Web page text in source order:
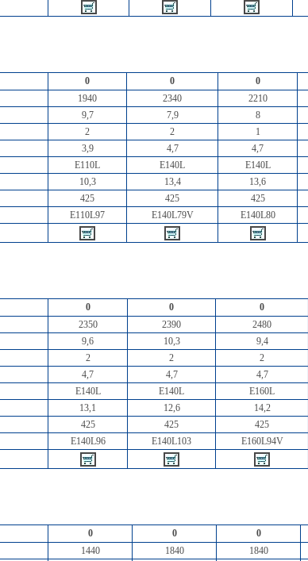
0 0 0
1940 2340 2210
9,7 7,9 8
2 2 1
3,9 4,7 4,7
E110L E140L E140L
10,3 13,4 13,6
425 425 425
E110L97 E140L79V E140L80
0 0 0
2350 2390 2480
9,6 10,3 9,4
2 2 2
4,7 4,7 4,7
E140L E140L E160L
13,1 12,6 14,2
425 425 425
E140L96 E140L103 E160L94V
0 0 0
1440 1840 1840